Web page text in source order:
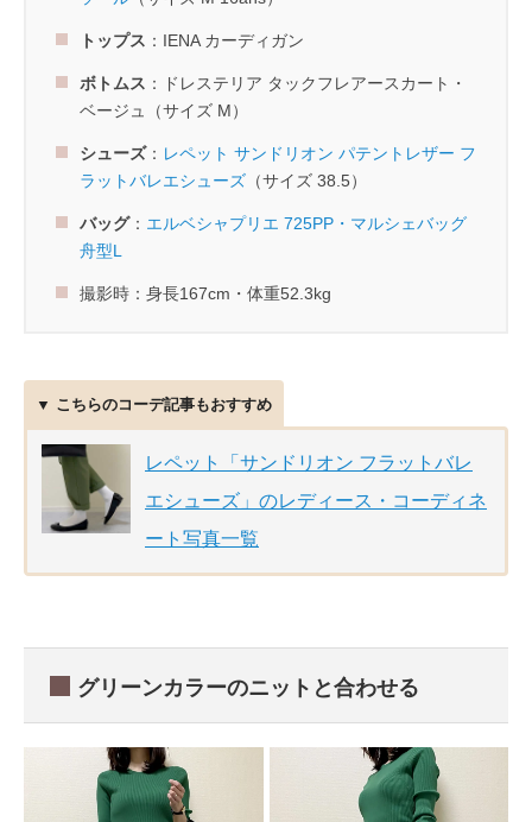
トップス ：IENA カーディガン
ボトムス ：ドレステリア タックフレアースカート・
ベージュ（サイズ M）
シューズ： レペット サンドリオン パテントレザー フ
ラットバレエシューズ （サイズ 38.5）
バッグ： エルベシャプリエ 725PP・マルシェバッグ
舟型L
撮影時：身長167cm・体重52.3kg
▼ こちらのコーデ記事もおすすめ
レペット「サンドリオン フラットバレ
エシューズ」のレディース・コーディネ
ート写真一覧
グリーンカラーのニットと合わせる